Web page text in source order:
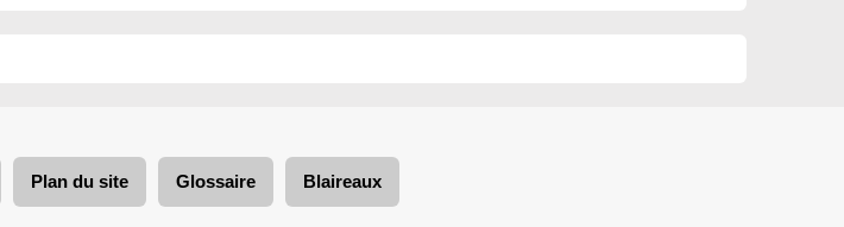
Plan du site Glossaire Blaireaux